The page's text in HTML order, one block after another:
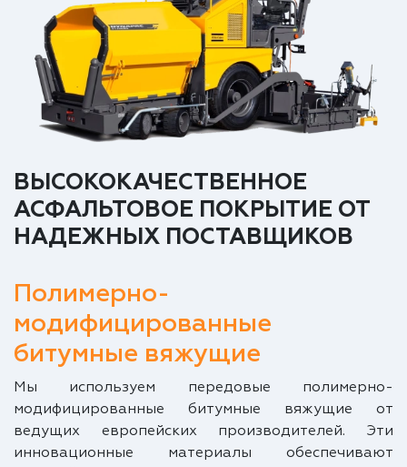
ВЫСОКОКАЧЕСТВЕННОЕ
АСФАЛЬТОВОЕ ПОКРЫТИЕ ОТ
НАДЕЖНЫХ ПОСТАВЩИКОВ
Полимерно-
модифицированные
битумные вяжущие
Мы используем передовые полимерно-
модифицированные битумные вяжущие от
ведущих европейских производителей. Эти
инновационные материалы обеспечивают